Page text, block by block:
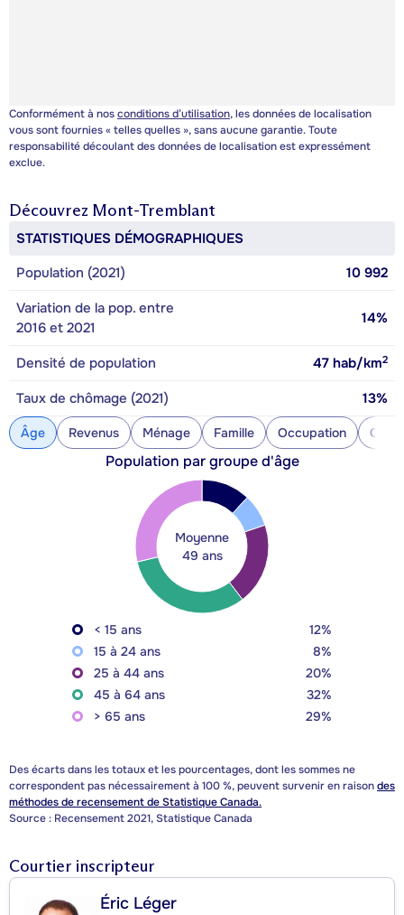
Conformément à nosconditions d’utilisation, les données de localisation
vous sont fournies « telles quelles », sans aucune garantie. Toute
responsabilité découlant des données de localisation est expressément
exclue.
Découvrez Mont-Tremblant
STATISTIQUES DÉMOGRAPHIQUES
Population (2021)
10 992
Variation de la pop. entre
2016 et 2021
14%
Densité de population 47 hab/km2
Taux de chômage (2021) 13%
Âge Revenus Ménage Famille Occupation
Population par groupe d'âge
Moyenne
49 ans
< 15 ans
12%
15 à 24 ans
8%
25 à 44 ans
20%
45 à 64 ans
32%
> 65 ans
29%
Des écarts dans les totaux et les pourcentages, dont les sommes ne
correspondent pas nécessairement à 100 %, peuvent survenir en raisondes
méthodes de recensement de Statistique Canada.
Source : Recensement 2021, Statistique Canada
Courtier inscripteur
Éric Léger